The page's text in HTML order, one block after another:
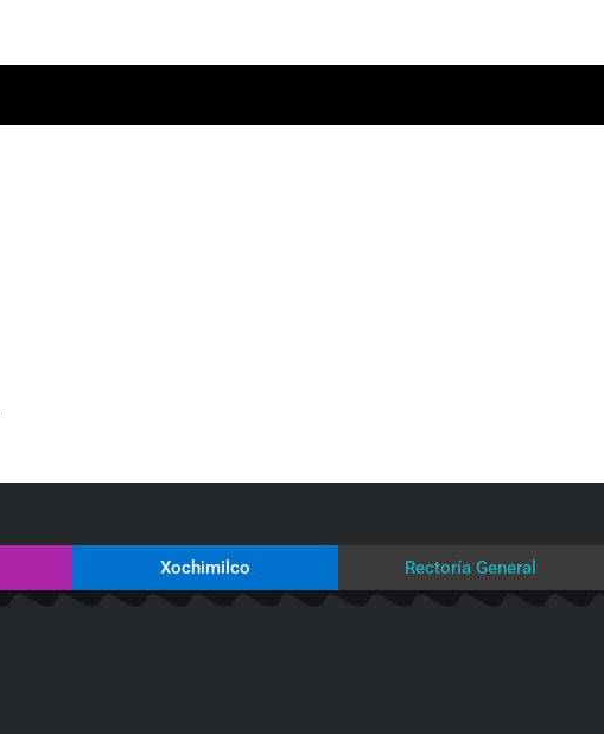
Xochimilco Rectoría General